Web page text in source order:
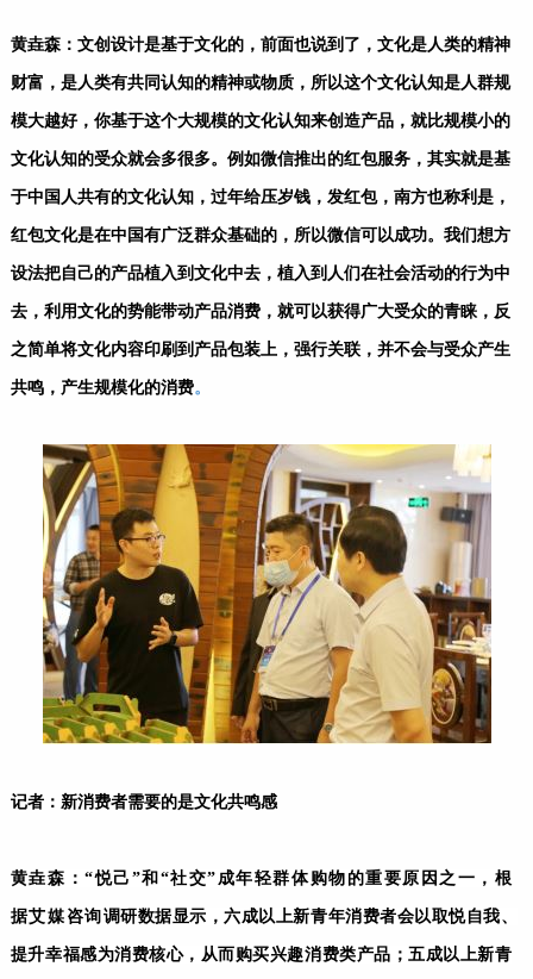
黄垚森：文创设计是基于文化的，前面也说到了，文化是人类的精神
财富，是人类有共同认知的精神或物质，所以这个文化认知是人群规
模大越好，你基于这个大规模的文化认知来创造产品，就比规模小的
文化认知的受众就会多很多。例如微信推出的红包服务，其实就是基
于中国人共有的文化认知，过年给压岁钱，发红包，南方也称利是，
红包文化是在中国有广泛群众基础的，所以微信可以成功。我们想方
设法把自己的产品植入到文化中去，植入到人们在社会活动的行为中
去，利用文化的势能带动产品消费，就可以获得广大受众的青睐，反
之简单将文化内容印刷到产品包装上，强行关联，并不会与受众产生
共鸣，产生规模化的消费。
记者：新消费者需要的是文化共鸣感
黄垚森：“悦己”和“社交”成年轻群体购物的重要原因之一 ，根
据艾媒咨询 调研数据显示，六成以上新青年消费者会以取悦自我、
提升幸福感为消费核心，从而购买兴趣消费类产品；五成以上新青